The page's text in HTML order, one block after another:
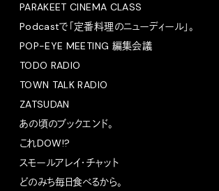
PARAKEET CINEMA CLASS
Podcastで「定番料理のニューディール」。
POP-EYE MEETING 編集会議
TODO RADIO
TOWN TALK RADIO
ZATSUDAN
あの頃のブックエンド。
これDOW!?
スモールアレイ・チャット
どのみち毎日食べるから。